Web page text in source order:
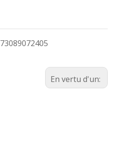
73089072405
En vertu d'un: